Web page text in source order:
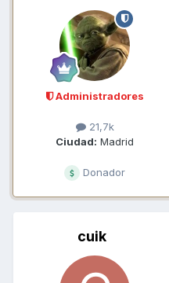
Administradores
21,7k
Ciudad: Madrid
Donador
cuik